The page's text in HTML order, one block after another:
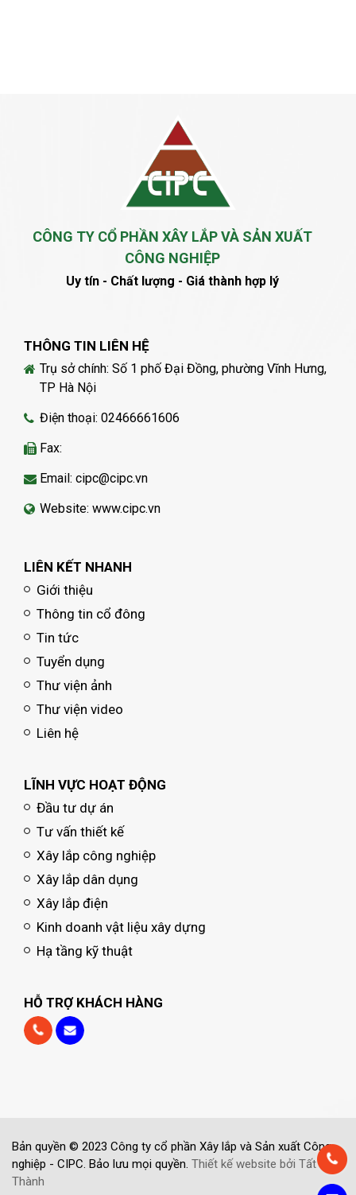
CÔNG TY CỔ PHẦN XÂY LẮP VÀ SẢN XUẤT
CÔNG NGHIỆP
Uy tín - Chất lượng - Giá thành hợp lý
THÔNG TIN LIÊN HỆ
Trụ sở chính: Số 1 phố Đại Đồng, phường Vĩnh Hưng,
TP Hà Nội
Điện thoại: 02466661606
Fax:
Email: cipc@cipc.vn
Website: www.cipc.vn
LIÊN KẾT NHANH
Giới thiệu
Thông tin cổ đông
Tin tức
Tuyển dụng
Thư viện ảnh
Thư viện video
Liên hệ
LĨNH VỰC HOẠT ĐỘNG
Đầu tư dự án
Tư vấn thiết kế
Xây lắp công nghiệp
Xây lắp dân dụng
Xây lắp điện
Kinh doanh vật liệu xây dựng
Hạ tầng kỹ thuật
HỖ TRỢ KHÁCH HÀNG
Bản quyền © 2023 Công ty cổ phần Xây lắp và Sản xuất Công
nghiệp - CIPC. Bảo lưu mọi quyền. Thiết kế website bởi Tất
Thành